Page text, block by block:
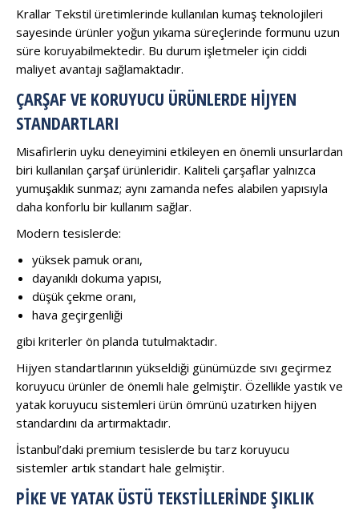
Krallar Tekstil üretimlerinde kullanılan kumaş teknolojileri
sayesinde ürünler yoğun yıkama süreçlerinde formunu uzun
süre koruyabilmektedir. Bu durum işletmeler için ciddi
maliyet avantajı sağlamaktadır.
ÇARŞAF VE KORUYUCU ÜRÜNLERDE HIJYEN
STANDARTLARI
Misafirlerin uyku deneyimini etkileyen en önemli unsurlardan
biri kullanılan çarşaf ürünleridir. Kaliteli çarşaflar yalnızca
yumuşaklık sunmaz; aynı zamanda nefes alabilen yapısıyla
daha konforlu bir kullanım sağlar.
Modern tesislerde:
yüksek pamuk oranı,
dayanıklı dokuma yapısı,
düşük çekme oranı,
hava geçirgenliği
gibi kriterler ön planda tutulmaktadır.
Hijyen standartlarının yükseldiği günümüzde sıvı geçirmez
koruyucu ürünler de önemli hale gelmiştir. Özellikle yastık ve
yatak koruyucu sistemleri ürün ömrünü uzatırken hijyen
standardını da artırmaktadır.
İstanbul’daki premium tesislerde bu tarz koruyucu
sistemler artık standart hale gelmiştir.
PIKE VE YATAK ÜSTÜ TEKSTILLERINDE ŞIKLIK